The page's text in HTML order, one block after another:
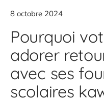
8 octobre 2024
Pourquoi
adorer
avec ses
scolaires